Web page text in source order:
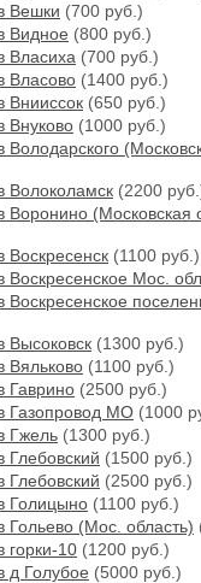
Вешки (700 руб.)
Видное (800 руб.)
Власиха (700 руб.)
Власово (1400 руб.)
Внииссок (650 руб.)
Внуково (1000 руб.)
Володарского
Волоколамск (2200
Воронино (Московская
Воскресенск (1100 руб.)
Воскресенское Мос.
Воскресенское
Высоковск (1300 руб.)
Вяльково (1100 руб.)
Гаврино (2500 руб.)
Газопровод МО (1000
Гжель (1300 руб.)
Глебовский (1500 руб.)
Глебовский (2500 руб.)
Голицыно (1100 руб.)
Гольево (Мос. область)
горки-10 (1200 руб.)
д Голубое (5000 руб.)